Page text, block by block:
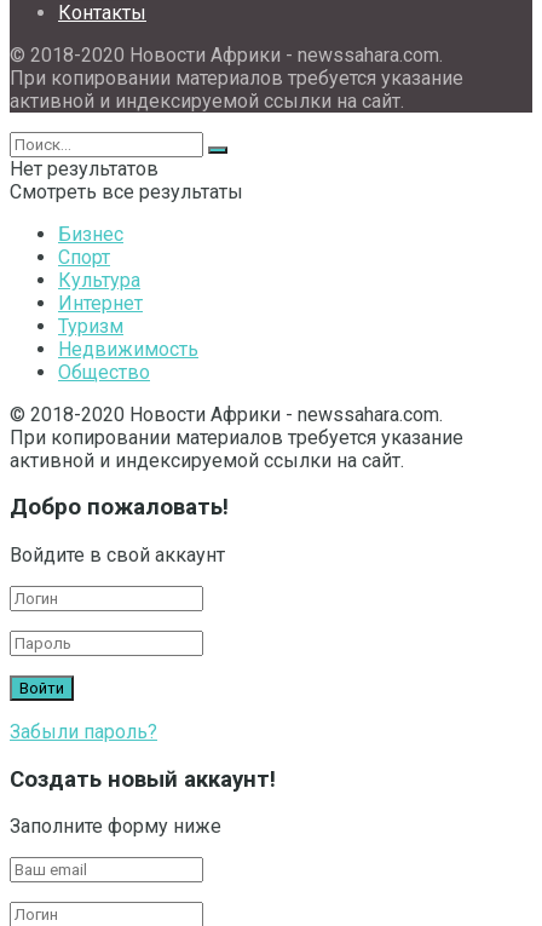
Контакты
© 2018-2020 Новости Африки - newssahara.com.
При копировании материалов требуется указание
активной и индексируемой ссылки на сайт.
Нет результатов
Смотреть все результаты
Бизнес
Спорт
Культура
Интернет
Туризм
Недвижимость
Общество
© 2018-2020 Новости Африки - newssahara.com.
При копировании материалов требуется указание
активной и индексируемой ссылки на сайт.
Добро пожаловать!
Войдите в свой аккаунт
Забыли пароль?
Создать новый аккаунт!
Заполните форму ниже